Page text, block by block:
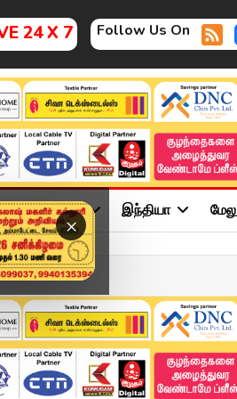
24 X 7 Follow Us On
×
விளையாட்டு இந்தியா